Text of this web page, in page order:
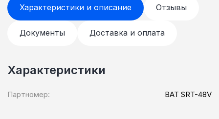
Характеристики и описание Отзывы
Документы Доставка и оплата
Характеристики
Партномер: BAT SRT-48V